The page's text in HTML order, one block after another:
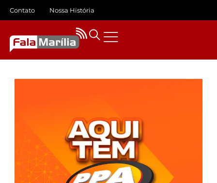
Contato Nossa História